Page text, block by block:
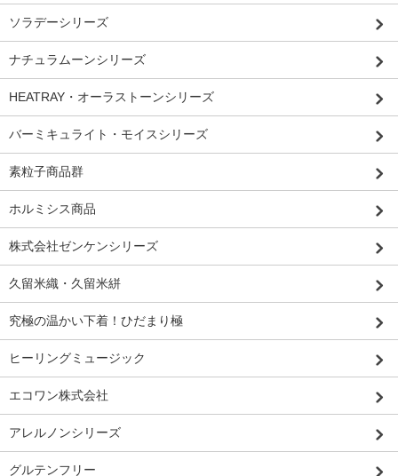
ソラデーシリーズ
ナチュラムーンシリーズ
HEATRAY・オーラストーンシリーズ
バーミキュライト・モイスシリーズ
素粒子商品群
ホルミシス商品
株式会社ゼンケンシリーズ
久留米織・久留米絣
究極の温かい下着！ひだまり極
ヒーリングミュージック
エコワン株式会社
アレルノンシリーズ
グルテンフリー